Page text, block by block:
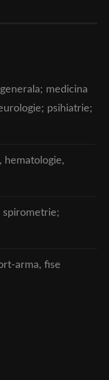
medicina
psihiatrie;
hematologie,
spirometrie;
arma, fise